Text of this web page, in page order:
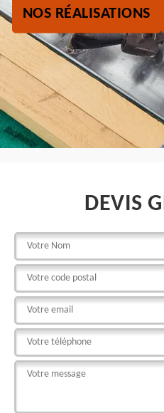
NOS RÉALISATIONS
DEVIS